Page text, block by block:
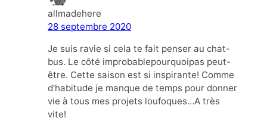
allmadehere
28 septembre 2020
Je suis ravie si cela te fait penser au chat-
bus. Le côté improbablepourquoipas peut-
être. Cette saison est si inspirante! Comme
d’habitude je manque de temps pour donner
vie à tous mes projets loufoques…A très
vite!